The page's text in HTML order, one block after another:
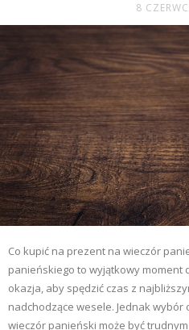
8
Co kupić na prezent na wieczór
panieńskiego to wyjątkowy moment
okazja, aby spędzić czas z
nadchodzące wesele. Jednak
wieczór panieński może być